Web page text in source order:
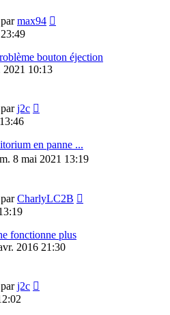
parmax94
bouton éjection
2021 10:13
parj2c
en panne ...
8 mai 2021 13:19
parCharlyLC2B
fonctionne plus
2016 21:30
parj2c